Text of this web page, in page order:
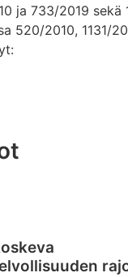
ja 733/2019 sekä
520/2010, 1131/